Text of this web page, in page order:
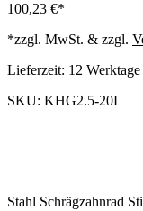
100,23 €
*zzgl. MwSt. & zzgl.
Lieferzeit: 12 Werktage
SKU: KHG2.5-20L
Stahl Schrägzahnrad